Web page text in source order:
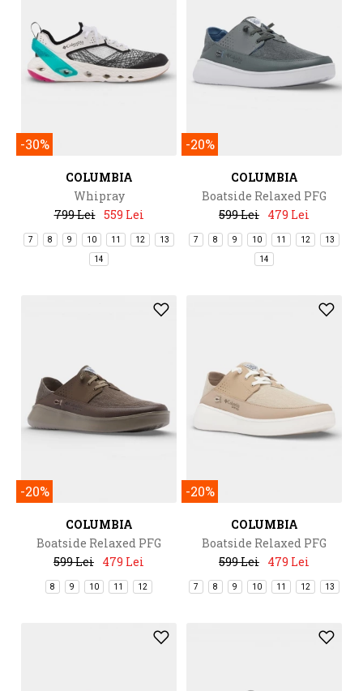
-30%
COLUMBIA
Whipray
799 Lei 559 Lei
7 8 9 10 11 12 13
14
-20%
COLUMBIA
Boatside Relaxed PFG
599 Lei 479 Lei
7 8 9 10 11 12 13
14
-20%
COLUMBIA
Boatside Relaxed PFG
599 Lei 479 Lei
8 9 10 11 12
-20%
COLUMBIA
Boatside Relaxed PFG
599 Lei 479 Lei
7 8 9 10 11 12 13